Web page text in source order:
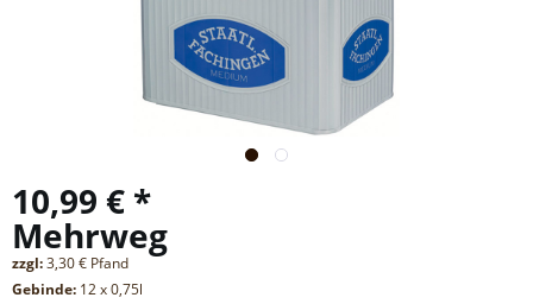
10,99 € *
Mehrweg
zzgl:3,30 € Pfand
Gebinde: 12 x 0,75l